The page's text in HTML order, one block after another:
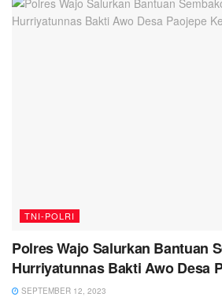
TNI-POLRI
Polres Wajo Salurkan Bantuan
Hurriyatunnas Bakti Awo Desa
SEPTEMBER 12, 2023